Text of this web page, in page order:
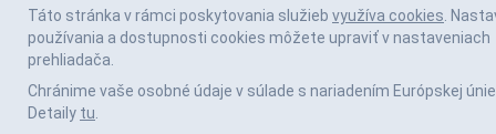
Táto stránka v rámci poskytovania služieb využíva cookies.
používania a dostupnosti cookies môžete upraviť v nastaveniach
prehliadača.
Chránime vaše osobné údaje v súlade s nariadením Európskej únie
Detaily tu.